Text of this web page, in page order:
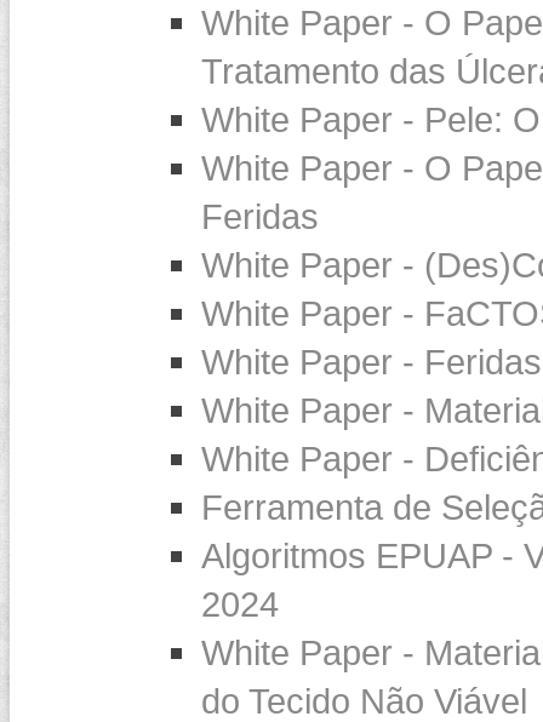
White Paper - O
Tratamento das
White Paper - Pele:
White Paper - O
Feridas
White Paper -
White Paper -
White Paper -
White Paper -
White Paper -
Ferramenta de
Algoritmos EPUAP -
2024
White Paper -
do Tecido Não Viável